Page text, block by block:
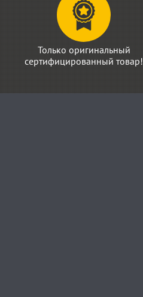
Только оригинальный
сертифицированный товар!